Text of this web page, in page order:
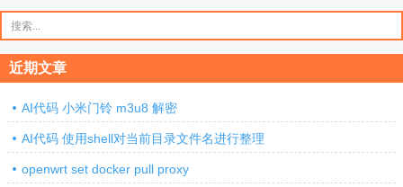
索：
近期文章
AI代码 小米门铃 m3u8 解密
AI代码 使用shell对当前目录文件名进行整理
openwrt set docker pull proxy